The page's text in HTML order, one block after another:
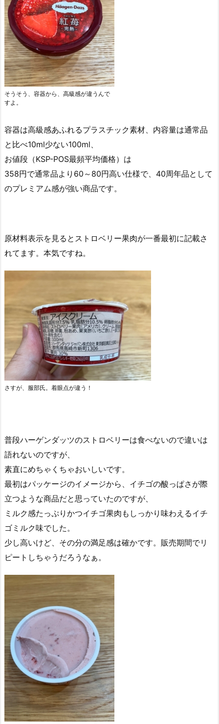
そうそう、容器から、高級感が違うんで
すよ。
容器は高級感あふれるプラスチック素材、内容量は通常品
と比べ10ml少ない100ml、
お値段（KSP-POS最頻平均価格）は
358円で通常品より60～80円高い仕様で、40周年品として
のプレミアム感が強い商品です。
原材料表示を見るとストロベリー果肉が一番最初に記載さ
れてます。本気ですね。
さすが、服部氏。着眼点が違う！
普段ハーゲンダッツのストロベリーは食べないので違いは
語れないのですが、
素直にめちゃくちゃおいしいです。
最初はパッケージのイメージから、イチゴの酸っぱさが際
立つような商品だと思っていたのですが、
ミルク感たっぷりかつイチゴ果肉もしっかり味わえるイチ
ゴミルク味でした。
少し高いけど、その分の満足感は確かです。販売期間でリ
ピートしちゃうだろうなぁ。